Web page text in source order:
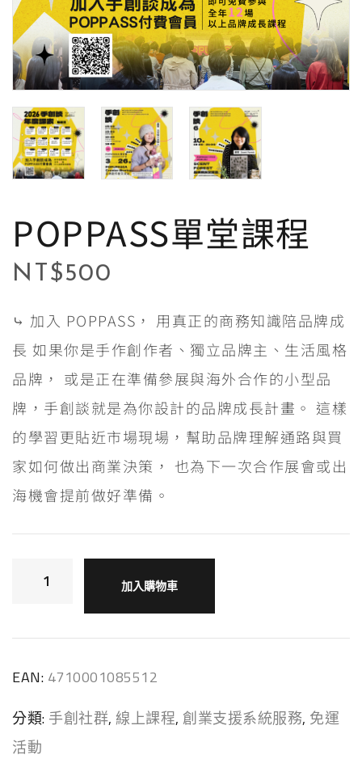
POPPASS單堂課程
NT$500
⤷ 加入 POPPASS， 用真正的商務知識陪品牌成
長 如果你是手作創作者、獨立品牌主、生活風格
品牌， 或是正在準備參展與海外合作的小型品
牌，手創談就是為你設計的品牌成長計畫。 這樣
的學習更貼近市場現場，幫助品牌理解通路與買
家如何做出商業決策， 也為下一次合作展會或出
海機會提前做好準備。
加入購物車
n
EAN: 4710001085512
分類: 手創社群, 線上課程, 創業支援系統服務, 免運
活動